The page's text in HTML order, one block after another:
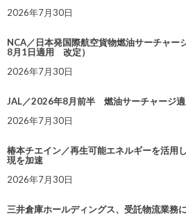
2026年7月30日
NCA／日本発国際航空貨物燃油サーチャー
8月1日適用 改定）
2026年7月30日
JAL／2026年8月前半 燃油サーチャージ適
2026年7月30日
椿本チエイン／再生可能エネルギーを活用
現を加速
2026年7月30日
三井倉庫ホールディングス、受託物流業務